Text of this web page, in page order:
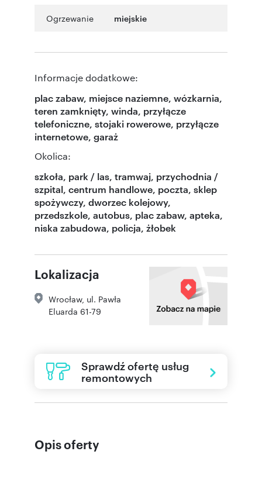
Ogrzewanie miejskie
Informacje dodatkowe:
plac zabaw, miejsce naziemne, wózkarnia,
teren zamknięty, winda, przyłącze
telefoniczne, stojaki rowerowe, przyłącze
internetowe, garaż
Okolica:
szkoła, park / las, tramwaj, przychodnia /
szpital, centrum handlowe, poczta, sklep
spożywczy, dworzec kolejowy,
przedszkole, autobus, plac zabaw, apteka,
niska zabudowa, policja, żłobek
Lokalizacja
Wrocław, ul. Pawła
Eluarda 61-79
Sprawdź ofertę usług
remontowych
Opis oferty